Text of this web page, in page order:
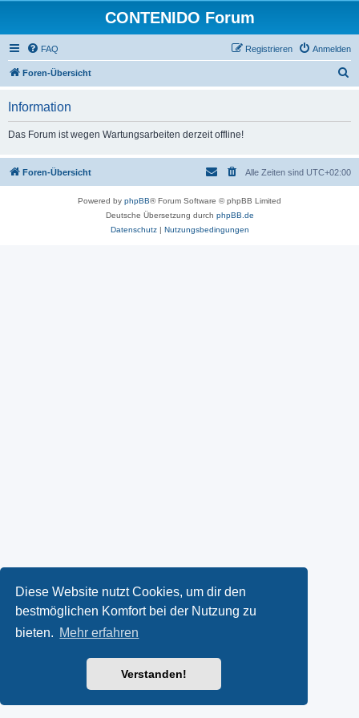
Diese Website nutzt Cookies, um dir den
bestmöglichen Komfort bei der Nutzung zu
bieten. Mehr erfahren
Verstanden!
CONTENIDO Forum
FAQ Anmelden
Registrieren
Foren-Übersicht
Information
Das Forum ist wegen Wartungsarbeiten derzeit offline!
Foren-Übersicht Alle Zeiten sind UTC+02:00
Powered by phpBB® Forum Software © phpBB Limited
Deutsche Übersetzung durch phpBB.de
Datenschutz| Nutzungsbedingungen